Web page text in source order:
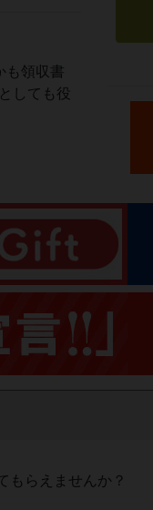
も領収書
しても役
もらえませんか？